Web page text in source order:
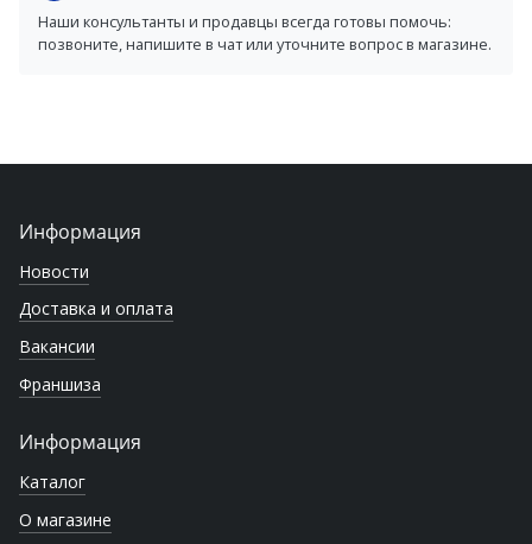
Наши консультанты и продавцы всегда готовы помочь:
позвоните, напишите в чат или уточните вопрос в магазине.
Информация
Новости
Доставка и оплата
Вакансии
Франшиза
Информация
Каталог
О магазине